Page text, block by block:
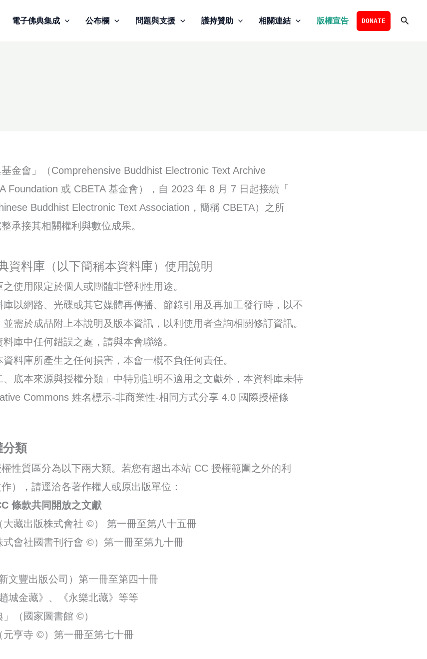
電子佛典集成 公布欄 問題與支援 護持贊助 相關連結 版權宣告 DONATE
搜
基金會」（Comprehensive Buddhist Electronic Text Archive
Foundation 或 CBETA 基金會），自 2023 年 8 月 7 日起接續「
Buddhist Electronic Text Association，簡稱 CBETA）之所
承接其相關權利與數位成果。
資料庫（以下簡稱本資料庫）使用說明
之使用限定於個人或團體非營利性用途。
庫以網路、光碟或其它媒體再傳播、節錄引用及再加工發行時，以不
需於成品附上本說明及版本資訊，以利使用者查詢相關修訂資訊。
料庫中任何錯誤之處，請與本會聯絡。
資料庫所產生之任何損害，本會一概不負任何責任。
、底本來源與授權分類」中特別註明不適用之文獻外，本資料庫未特
Commons 姓名標示-非商業性-相同方式分享 4.0 國際授權條
分類
性質區分為以下兩大類。若您有超出本站 CC 授權範圍之外的利
），請逕洽各著作權人或原出版單位：
條款共同開放之文獻
大藏出版株式會社 ©） 第一冊至第八十五冊
式會社國書刊行會 ©）第一冊至第九十冊
文豐出版公司）第一冊至第四十冊
城金藏》、《永樂北藏》等等
」（國家圖書館 ©）
元亨寺 ©）第一冊至第七十冊